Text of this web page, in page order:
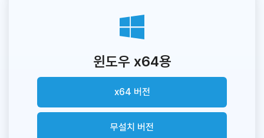
윈도우 x64용
x64 버전
무설치 버전